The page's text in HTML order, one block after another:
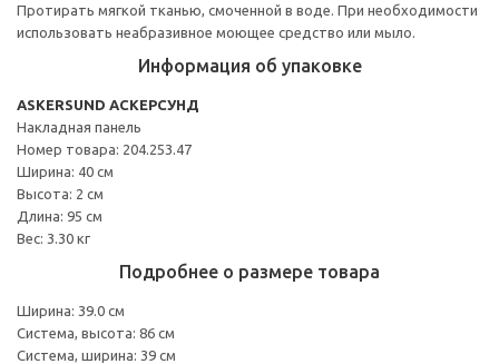
Протирать мягкой тканью, смоченной в воде. При необходимости
использовать неабразивное моющее средство или мыло.
Информация об упаковке
ASKERSUND АСКЕРСУНД
Накладная панель
Номер товара: 204.253.47
Ширина: 40 см
Высота: 2 см
Длина: 95 см
Вес: 3.30 кг
Подробнее о размере товара
Ширина: 39.0 см
Система, высота: 86 см
Система, ширина: 39 см